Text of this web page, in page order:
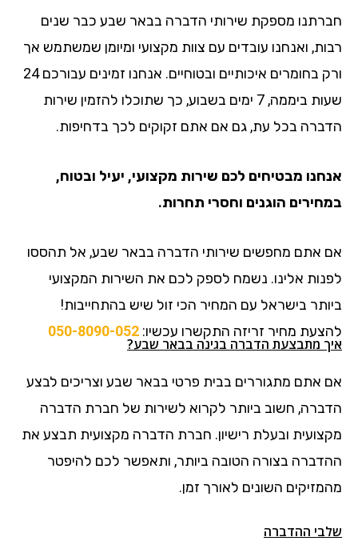
חברתנו מספקת שירותי הדברה בבאר שבע כבר שנים
רבות, ואנחנו עובדים עם צוות מקצועי ומיומן שמשתמש אך
ורק בחומרים איכותיים ובטוחיים. אנחנו זמינים עבורכם 24
שעות ביממה, 7 ימים בשבוע, כך שתוכלו להזמין שירות
הדברה בכל עת, גם אם אתם זקוקים לכך בדחיפות.
אנחנו מבטיחים לכם שירות מקצועי, יעיל ובטוח,
במחירים הוגנים וחסרי תחרות.
אם אתם מחפשים שירותי הדברה בבאר שבע, אל תהססו
לפנות אלינו. נשמח לספק לכם את השירות המקצועי
ביותר בישראל עם המחיר הכי זול שיש בהתחייבות!
להצעת מחיר זריזה התקשרו עכשיו: 050-8090-052
איך מתבצעת הדברה בגינה בבאר שבע?
אם אתם מתגוררים בבית פרטי בבאר שבע וצריכים לבצע
הדברה, חשוב ביותר לקרוא לשירות של חברת הדברה
מקצועית ובעלת רישיון. חברת הדברה מקצועית תבצע את
ההדברה בצורה הטובה ביותר, ותאפשר לכם להיפטר
מהמזיקים השונים לאורך זמן.
שלבי ההדברה